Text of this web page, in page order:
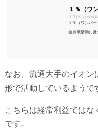
１％（ワ
https://
１％（ワンパ
会貢献活動に努
なお、流通大手のイオン
形で活動しているようで
こちらは経常利益では
です。